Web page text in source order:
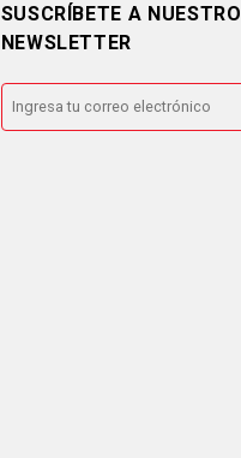
SUSCRÍBETE A NUESTRO
NEWSLETTER